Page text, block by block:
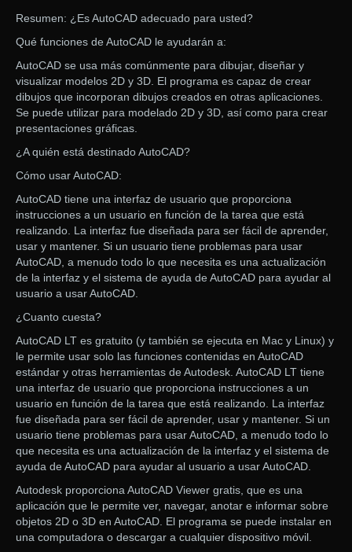
Resumen: ¿Es AutoCAD adecuado para usted?
Qué funciones de AutoCAD le ayudarán a:
AutoCAD se usa más comúnmente para dibujar, diseñar y
visualizar modelos 2D y 3D. El programa es capaz de crear
dibujos que incorporan dibujos creados en otras aplicaciones.
Se puede utilizar para modelado 2D y 3D, así como para crear
presentaciones gráficas.
¿A quién está destinado AutoCAD?
Cómo usar AutoCAD:
AutoCAD tiene una interfaz de usuario que proporciona
instrucciones a un usuario en función de la tarea que está
realizando. La interfaz fue diseñada para ser fácil de aprender,
usar y mantener. Si un usuario tiene problemas para usar
AutoCAD, a menudo todo lo que necesita es una actualización
de la interfaz y el sistema de ayuda de AutoCAD para ayudar al
usuario a usar AutoCAD.
¿Cuanto cuesta?
AutoCAD LT es gratuito (y también se ejecuta en Mac y Linux) y
le permite usar solo las funciones contenidas en AutoCAD
estándar y otras herramientas de Autodesk. AutoCAD LT tiene
una interfaz de usuario que proporciona instrucciones a un
usuario en función de la tarea que está realizando. La interfaz
fue diseñada para ser fácil de aprender, usar y mantener. Si un
usuario tiene problemas para usar AutoCAD, a menudo todo lo
que necesita es una actualización de la interfaz y el sistema de
ayuda de AutoCAD para ayudar al usuario a usar AutoCAD.
Autodesk proporciona AutoCAD Viewer gratis, que es una
aplicación que le permite ver, navegar, anotar e informar sobre
objetos 2D o 3D en AutoCAD. El programa se puede instalar en
una computadora o descargar a cualquier dispositivo móvil.